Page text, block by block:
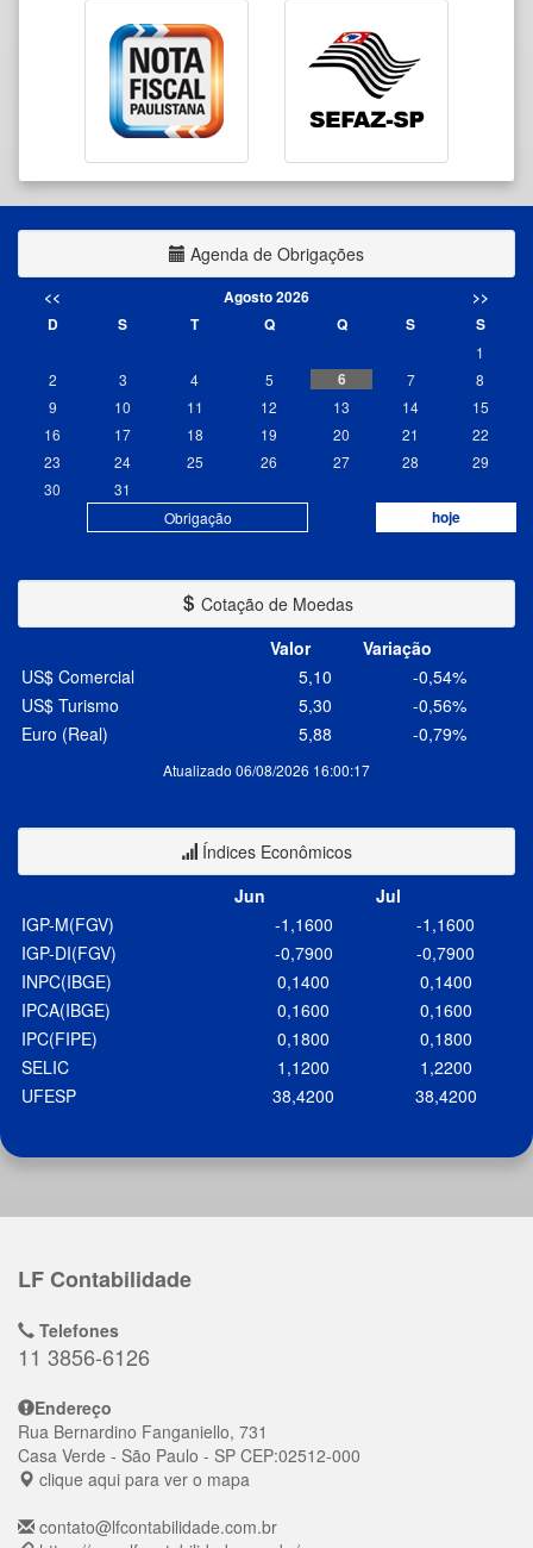
Agenda de Obrigações
<< Agosto 2026
>>
D
S T Q Q S S
Obrigação hoje
1
2
3 4 5 6 7
8
9
10 11 12 13 14
15
16
17 18 19 20 21
22
23
24 25 26 27 28
29
30
31
Cotação de Moedas
Valor
Variação
Atualizado 06/08/2026 16:00:17
US$ Comercial 5,10
-0,54%
US$ Turismo
5,30
-0,56%
Euro (Real)
5,88 -0,79%
Índices Econômicos
Jun
Jul
IGP-M(FGV)
-1,1600
-1,1600
IGP-DI(FGV)
-0,7900
-0,7900
INPC(IBGE)
0,1400
0,1400
IPCA(IBGE)
0,1600
0,1600
IPC(FIPE)
0,1800
0,1800
SELIC
1,1200
1,2200
UFESP
38,4200 38,4200
LF Contabilidade
Telefones
11 3856-6126
Endereço
Rua Bernardino Fanganiello, 731
Casa Verde - São Paulo - SP CEP:02512-000
clique aqui para ver o mapa
contato@lfcontabilidade.com.br